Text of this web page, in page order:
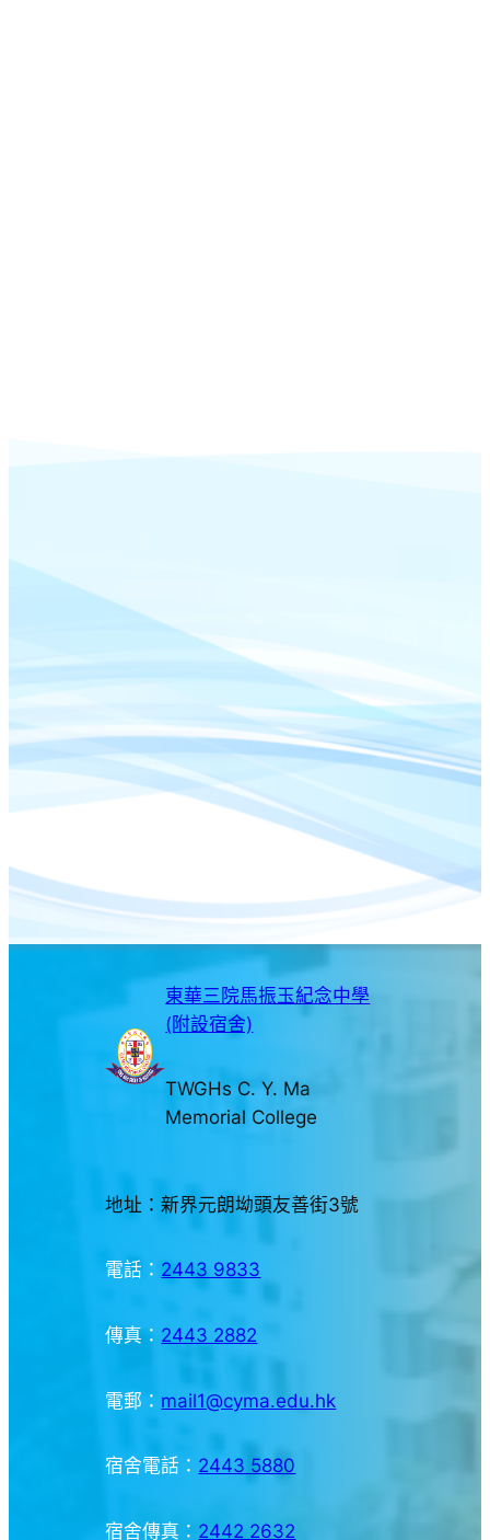
東華三院馬振玉紀念中學
(附設宿舍)
TWGHs C. Y. Ma
Memorial College
地址：新界元朗坳頭友善街3號
電話： 2443 9833
傳真： 2443 2882
電郵： mail1@cyma.edu.hk
宿舍電話： 2443 5880
宿舍傳真： 2442 2632